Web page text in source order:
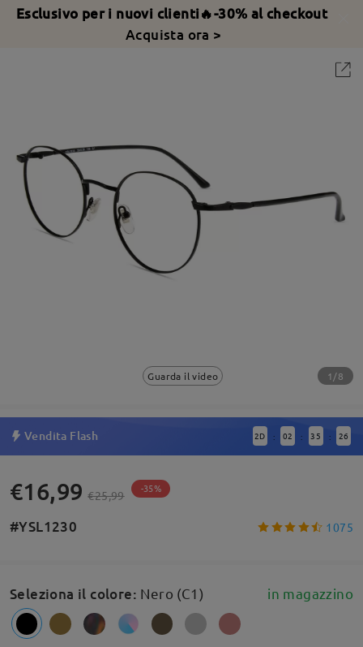
Esclusivo per i nuovi clienti🔥-30% al checkout
Acquista ora >
Guarda il video 1/8
Vendita Flash 2D : 02 : 35 : 26
€16,99 €25,99 -35%
#YSL1230 1075
Seleziona il colore: Nero (C1) in magazzino